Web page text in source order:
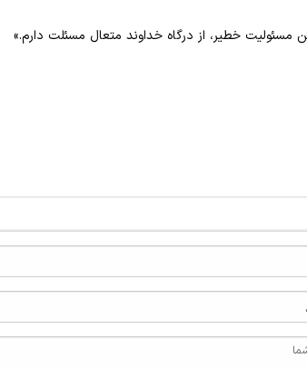
مسئولیت خطیر، از درگاه خداوند متعال مسئلت دارم.»